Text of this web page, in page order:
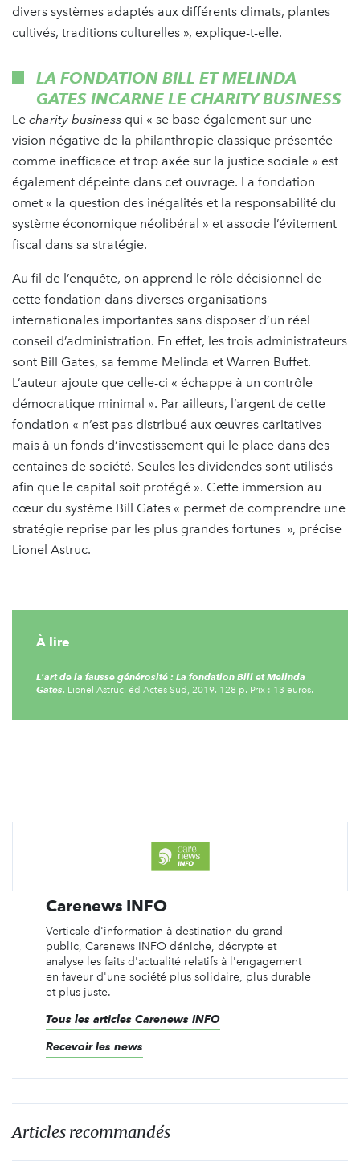
divers systèmes adaptés aux différents climats, plantes
cultivés, traditions culturelles », explique-t-elle.
LA FONDATION BILL ET MELINDA
GATES INCARNE LE CHARITY BUSINESS
Le charity business qui « se base également sur une
vision négative de la philanthropie classique présentée
comme inefficace et trop axée sur la justice sociale » est
également dépeinte dans cet ouvrage. La fondation
omet « la question des inégalités et la responsabilité du
système économique néolibéral » et associe l’évitement
fiscal dans sa stratégie.
Au fil de l’enquête, on apprend le rôle décisionnel de
cette fondation dans diverses organisations
internationales importantes sans disposer d’un réel
conseil d’administration. En effet, les trois administrateurs
sont Bill Gates, sa femme Melinda et Warren Buffet.
L’auteur ajoute que celle-ci « échappe à un contrôle
démocratique minimal ». Par ailleurs, l’argent de cette
fondation « n’est pas distribué aux œuvres caritatives
mais à un fonds d’investissement qui le place dans des
centaines de société. Seules les dividendes sont utilisés
afin que le capital soit protégé ». Cette immersion au
cœur du système Bill Gates « permet de comprendre une
stratégie reprise par les plus grandes fortunes », précise
Lionel Astruc.
À lire
L'art de la fausse générosité : La fondation Bill et Melinda
Gates. Lionel Astruc. éd Actes Sud, 2019. 128 p. Prix : 13 euros.
Carenews INFO
Verticale d'information à destination du grand
public, Carenews INFO déniche, décrypte et
analyse les faits d'actualité relatifs à l'engagement
en faveur d'une société plus solidaire, plus durable
et plus juste.
Tous les articles Carenews INFO
Recevoir les news
Articles recommandés